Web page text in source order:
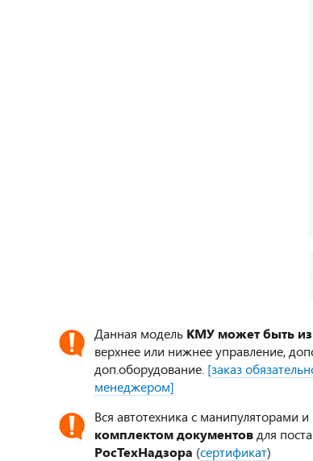
Данная модель КМУ может быть
верхнее или нижнее управление,
доп.оборудование. [заказ
менеджером]
Вся автотехника с манипуляторами
комплектом документов для
РосТехНадзора (сертификат)